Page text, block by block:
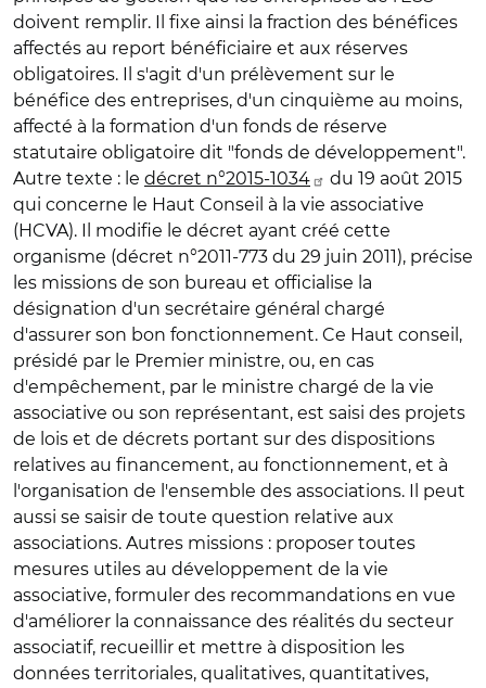
doivent remplir. Il fixe ainsi la fraction des bénéfices
affectés au report bénéficiaire et aux réserves
obligatoires. Il s'agit d'un prélèvement sur le
bénéfice des entreprises, d'un cinquième au moins,
affecté à la formation d'un fonds de réserve
statutaire obligatoire dit "fonds de développement".
Autre texte : le décret n°2015-1034
du 19 août 2015
qui concerne le Haut Conseil à la vie associative
(HCVA). Il modifie le décret ayant créé cette
organisme (décret n°2011-773 du 29 juin 2011), précise
les missions de son bureau et officialise la
désignation d'un secrétaire général chargé
d'assurer son bon fonctionnement. Ce Haut conseil,
présidé par le Premier ministre, ou, en cas
d'empêchement, par le ministre chargé de la vie
associative ou son représentant, est saisi des projets
de lois et de décrets portant sur des dispositions
relatives au financement, au fonctionnement, et à
l'organisation de l'ensemble des associations. Il peut
aussi se saisir de toute question relative aux
associations. Autres missions : proposer toutes
mesures utiles au développement de la vie
associative, formuler des recommandations en vue
d'améliorer la connaissance des réalités du secteur
associatif, recueillir et mettre à disposition les
données territoriales, qualitatives, quantitatives,